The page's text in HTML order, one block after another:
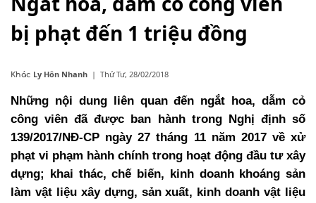
bị phạt đến 1 triệu đồng
Khác Ly Hôn Nhanh | Thứ Tư, 28/02/2018
Những nội dung liên quan đến ngắt hoa,dẫm cỏ
công viên đã được ban hành trong Nghị định số
139/2017/NĐ-CP ngày 27 tháng 11 năm 2017 về xử
phạt vi phạm hành chính trong hoạt động đầu tư xây
dựng; khai thác, chế biến, kinh doanh khoáng sản
làm vật liệu xây dựng, sản xuất, kinh doanh vật liệu